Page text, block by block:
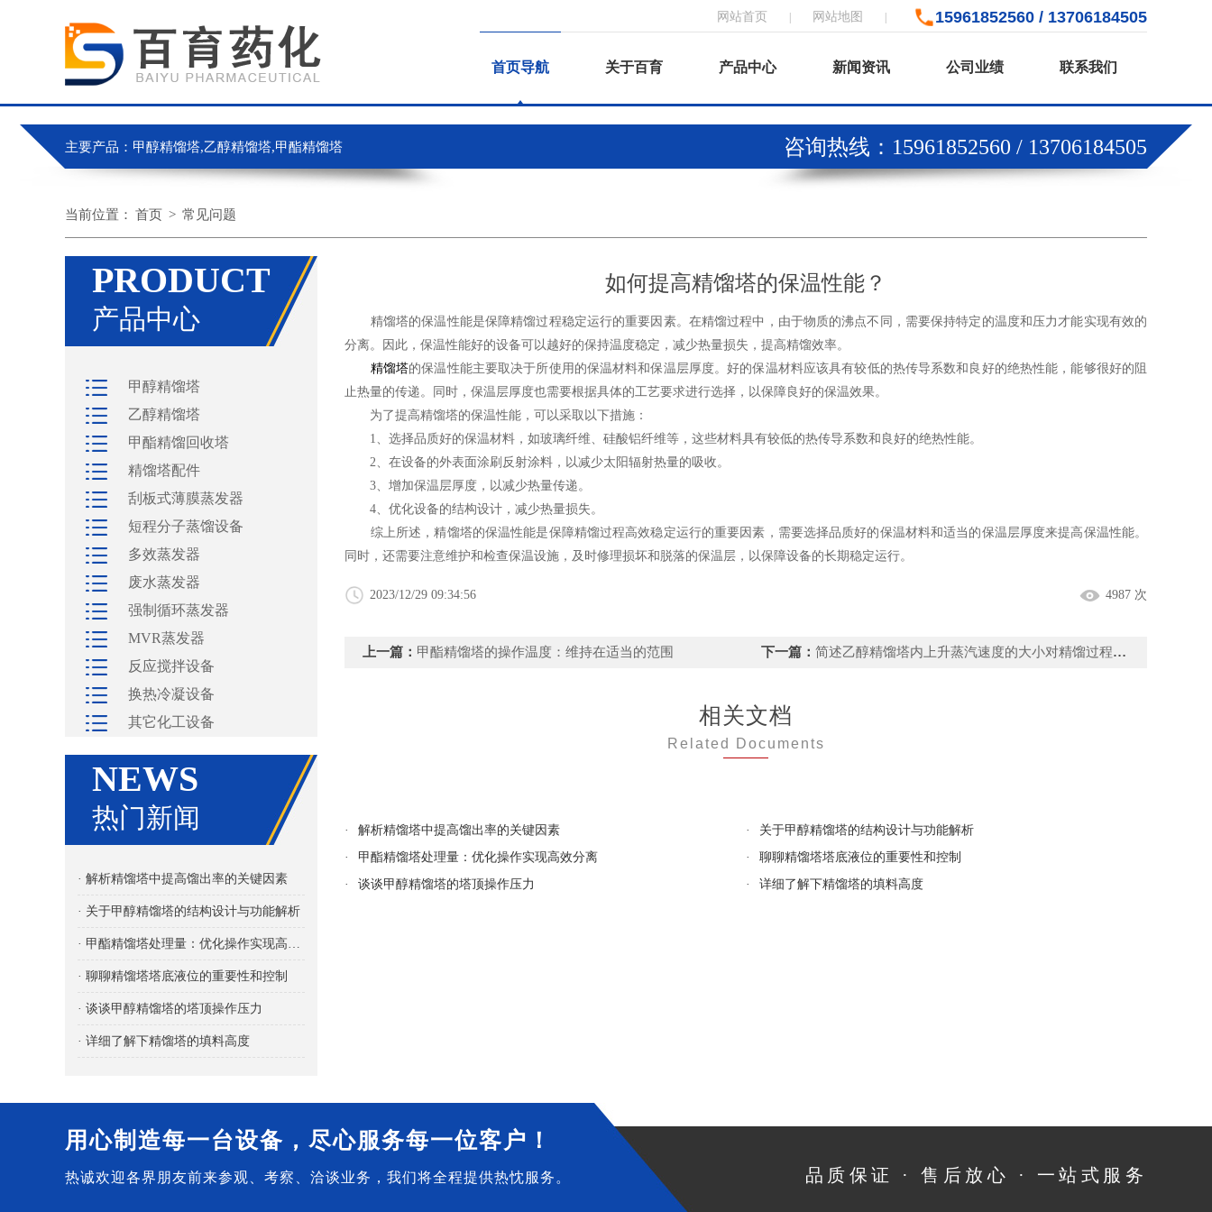
网站首页 网站地图 15961852560 / 13706184505
首页导航 关于百育 产品中心 新闻资讯 公司业绩 联系我们
主要产品：甲醇精馏塔,乙醇精馏塔,甲酯精馏塔 咨询热线：15961852560 / 13706184505
当前位置： 首页 > 常见问题
PRODUCT
产品中心
甲醇精馏塔
乙醇精馏塔
甲酯精馏回收塔
精馏塔配件
刮板式薄膜蒸发器
短程分子蒸馏设备
多效蒸发器
废水蒸发器
强制循环蒸发器
MVR蒸发器
反应搅拌设备
换热冷凝设备
其它化工设备
NEWS
热门新闻
· 解析精馏塔中提高馏出率的关键因素
· 关于甲醇精馏塔的结构设计与功能解析
· 甲酯精馏塔处理量：优化操作实现高效分离
· 聊聊精馏塔塔底液位的重要性和控制
· 谈谈甲醇精馏塔的塔顶操作压力
· 详细了解下精馏塔的填料高度
如何提高精馏塔的保温性能？
精馏塔的保温性能是保障精馏过程稳定运行的重要因素。在精馏过程中，由于物质的沸点不同，需要保持特定的温度和压力才能实现有效的
分离。因此，保温性能好的设备可以越好的保持温度稳定，减少热量损失，提高精馏效率。
精馏塔的保温性能主要取决于所使用的保温材料和保温层厚度。好的保温材料应该具有较低的热传导系数和良好的绝热性能，能够很好的阻
止热量的传递。同时，保温层厚度也需要根据具体的工艺要求进行选择，以保障良好的保温效果。
为了提高精馏塔的保温性能，可以采取以下措施：
1、选择品质好的保温材料，如玻璃纤维、硅酸铝纤维等，这些材料具有较低的热传导系数和良好的绝热性能。
2、在设备的外表面涂刷反射涂料，以减少太阳辐射热量的吸收。
3、增加保温层厚度，以减少热量传递。
4、优化设备的结构设计，减少热量损失。
综上所述，精馏塔的保温性能是保障精馏过程高效稳定运行的重要因素，需要选择品质好的保温材料和适当的保温层厚度来提高保温性能。
同时，还需要注意维护和检查保温设施，及时修理损坏和脱落的保温层，以保障设备的长期稳定运行。
2023/12/29 09:34:56 4987 次
上一篇： 甲酯精馏塔的操作温度：维持在适当的范围 下一篇： 简述乙醇精馏塔内上升蒸汽速度的大小对精馏过程的影响
相关文档
Related Documents
· 解析精馏塔中提高馏出率的关键因素 ·
关于甲醇精馏塔的结构设计与功能解析
·
甲酯精馏塔处理量：优化操作实现高效分离 ·
聊聊精馏塔塔底液位的重要性和控制
·
谈谈甲醇精馏塔的塔顶操作压力 · 详细了解下精馏塔的填料高度
用心制造每一台设备，尽心服务每一位客户！
热诚欢迎各界朋友前来参观、考察、洽谈业务，我们将全程提供热忱服务。 品质保证 · 售后放心 · 一站式服务